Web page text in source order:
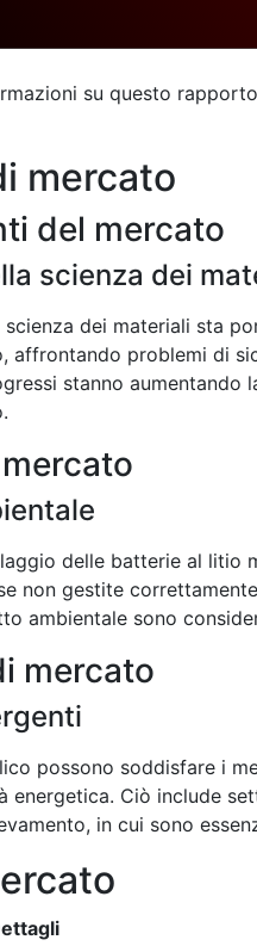
su questo rapporto
mercato
del mercato
scienza dei
dei materiali sta
affrontando problemi di
stanno aumentando
delle batterie al litio
non gestite
ambientale sono
mercato
possono soddisfare i
energetica. Ciò include
in cui sono